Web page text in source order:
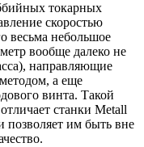
токарных
скоростью
весьма небольшое
вообще далеко не
направляющие
а еще
винта. Такой
станки Metall
позволяет им быть вне